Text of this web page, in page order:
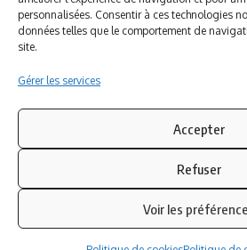
personnalisées. Consentir à ces technologies
données telles que le comportement de
site.
Gérer les services
Accepter
Refuser
Voir les
Suivez-
© 2023 Azinat.com TV édité et géré par